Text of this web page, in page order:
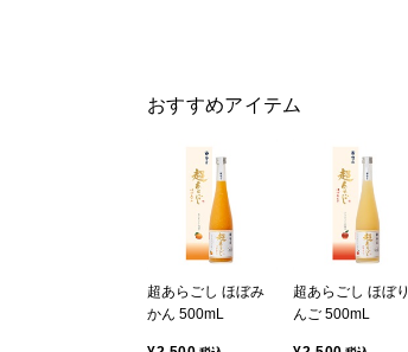
おすすめアイテム
超あらごし ほぼみ
かん 500mL
超あらごし ほぼり
んご 500mL